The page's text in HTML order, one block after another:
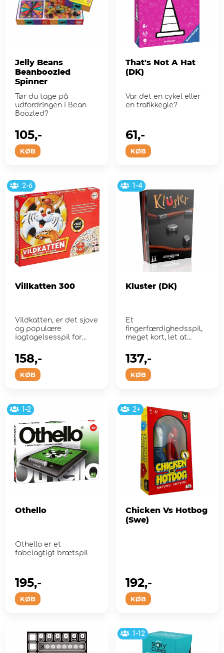
Jelly Beans
Beanboozled
Spinner
Tør du tage på
udfordringen i Bean
Boozled?
KØB
105,-
That's Not A Hat
(DK)
Var det en cykel eller
en trafikkegle?
KØB
61,-
2-6
Villkatten 300
Vildkatten, er det sjove
og populære
iagtagelsesspil for
KØB
158,-
1-4
Kluster (DK)
Et
fingerfærdighedsspil,
meget kort, let at
sjovt, virkelig ...
KØB
137,-
1-2
Othello
Othello er et
fabelagtigt brætspil
KØB
195,-
2+
Chicken Vs Hotbog
(Swe)
KØB
192,-
1-12